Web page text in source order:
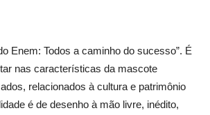
Enem: Todos a caminho do sucesso”. É
nas características da mascote
relacionados à cultura e patrimônio
é de desenho à mão livre, inédito,